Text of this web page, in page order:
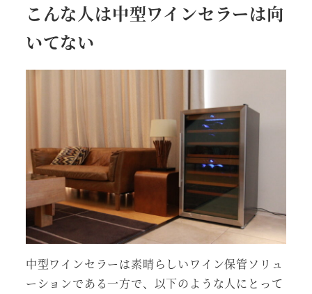
こんな人は中型ワインセラーは向
いてない
中型ワインセラーは素晴らしいワイン保管ソリュ
ーションである一方で、以下のような人にとって